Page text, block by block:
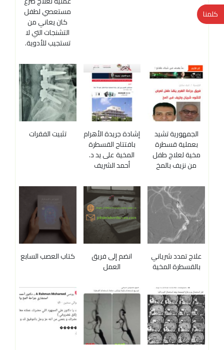
مستعصي لطفل
كان يعاني من
التشنجات التي لا
تستجيب للأدوية.
الجمهورية تشيد
بعملية قسطرة
مخية لعلاج طفل
من نزيف بالمخ
إشادة جريدة الأهرام
بافتتاح القسطرة
المخية على يد د.
أحمد الشريف
تثبيت الفقرات
علاج تمدد شرياني
بالقسطرة المخية
انضم إلى فريق
العمل
كتاب العصب السابع
كلمنا